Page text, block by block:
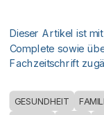
Dieser Artikel ist
Complete sowie
Fachzeitschrift
GESUNDHEIT